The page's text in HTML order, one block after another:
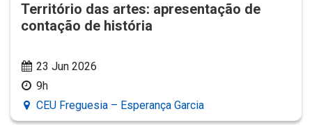
Território das artes: apresentação de
contação de história
23 Jun 2026
9h
CEU Freguesia – Esperança Garcia